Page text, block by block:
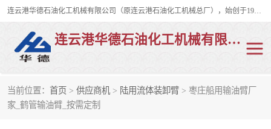
连云港华德石油化工机械有限公司（原连云港石油化工机械总厂），始创于1982年，是从事码头船用流体装卸臂、陆用流体装卸臂（鹤管）、活动梯、钢构平台、定量装车系统等全系列流体装卸设备的设计、制造、销售以及服务的专业供应商。
连云港华德石油化工机械有限公司
当前位置： 首页 > 供应商机 > 陆用流体装卸臂 > 枣庄船用输油臂厂
家_鹤管输油臂_按需定制
陆用流体装卸臂